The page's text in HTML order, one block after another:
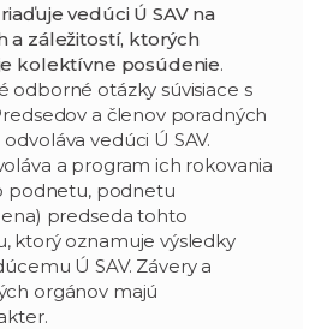
vedúci Ú SAV na
a záležitostí, ktorých
kolektívne posúdenie.
odborné otázky súvisiace s
a členov poradných
vedúci Ú SAV.
a program ich rokovania
podnetu, podnetu
predseda tohto
ktorý oznamuje výsledky
Ú SAV. Závery a
orgánov majú